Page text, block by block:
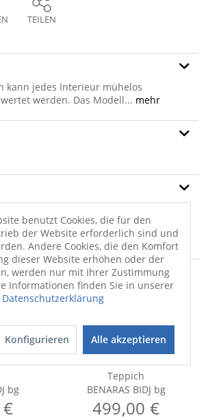
TEILEN
kann jedes Interieur mühelos
werden. Das Modell... mehr
zum Versand...
bg
Teppich
BENARAS BIDJ bg
499,00 €
benutzt Cookies, die für den
der Website erforderlich sind und
Andere Cookies, die den Komfort
dieser Website erhöhen oder der
werden nur mit Ihrer Zustimmung
Informationen finden Sie in unserer
Datenschutzerklärung
Konfigurieren Alle akzeptieren